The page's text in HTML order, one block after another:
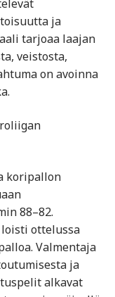
ja
tarjoaa laajan
veistosta,
on avoinna
koripallon
88–82.
ottelussa
Valmentaja
ja
alkavat